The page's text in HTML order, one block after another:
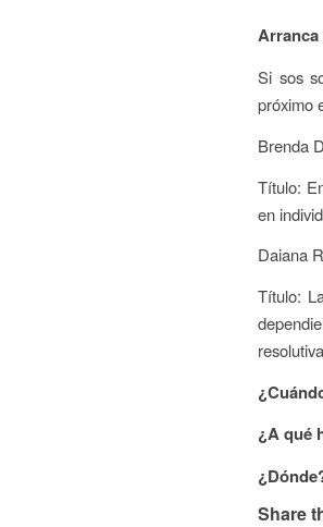
Arranca
Si sos
próximo
Brenda
Título:
en
Daiana
Título:
¿A qué
Share